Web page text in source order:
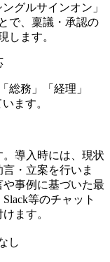
グルサインオン」
で、 稟議・承認の
します。
総務」「経理」
ます。
導入時には、現状
・立案を行いま
事例に基づいた最
等のチャット
ます。
し